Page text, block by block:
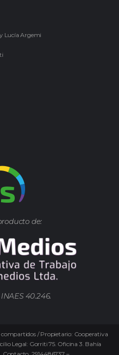
Lucía Argemi
de:
40.246.
compartidos / Propietario: Cooperativa
Legal: Gorriti 75. Oficina 3. Bahía